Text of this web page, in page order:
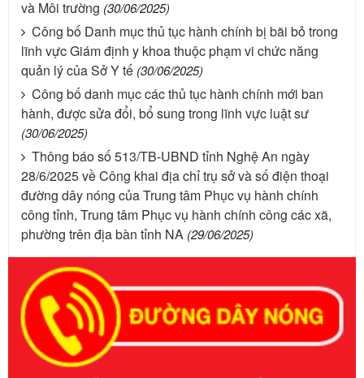
và Môi trường (30/06/2025)
Công bố Danh mục thủ tục hành chính bị bãi bỏ trong
lĩnh vực Giám định y khoa thuộc phạm vi chức năng
quản lý của Sở Y tế (30/06/2025)
Công bố danh mục các thủ tục hành chính mới ban
hành, được sửa đổi, bổ sung trong lĩnh vực luật sư
(30/06/2025)
Thông báo số 513/TB-UBND tỉnh Nghệ An ngày
28/6/2025 về Công khai địa chỉ trụ sở và số điện thoại
đường dây nóng của Trung tâm Phục vụ hành chính
công tỉnh, Trung tâm Phục vụ hành chính công các xã,
phường trên địa bàn tỉnh NA (29/06/2025)